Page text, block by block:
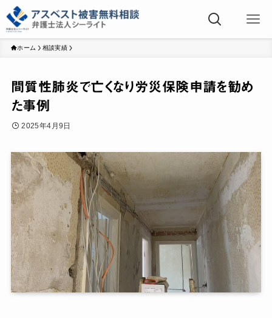
ホーム 相談実績
間質性肺炎で亡くなり労災保険申請を勧め
た事例
2025年4月9日